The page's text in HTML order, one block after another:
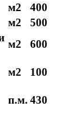
м2
400
м2
500
м2
600
м2
100
п.м. 430